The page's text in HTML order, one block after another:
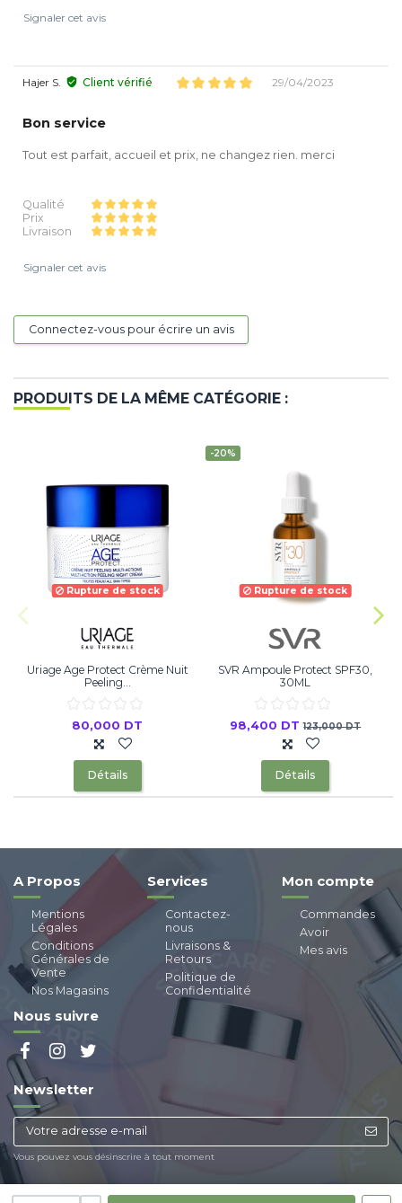
Signaler cet avis
Hajer S. Client vérifié 29/04/2023
Bon service
Tout est parfait, accueil et prix, ne changez rien. merci
Qualité
Prix
Livraison
Signaler cet avis
Connectez-vous pour écrire un avis
PRODUITS DE LA MÊME CATÉGORIE :
Rupture de stock
Uriage Age Protect Crème Nuit
Peeling...
80,000 DT
Détails
-20%
Rupture de stock
SVR Ampoule Protect SPF30,
30ML
98,400 DT123,000 DT
Détails
A Propos
Mentions
Légales
Conditions
Générales de
Vente
Nos Magasins
Services
Contactez-
nous
Livraisons &
Retours
Politique de
Confidentialité
Mon compte
Commandes
Avoir
Mes avis
Nous suivre
Newsletter
Vous pouvez vous désinscrire à tout moment